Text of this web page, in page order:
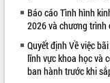
Báo cáo Tình hình
2026 và chương
Quyết định Về việc
lĩnh vực khoa học và
ban hành trước khi